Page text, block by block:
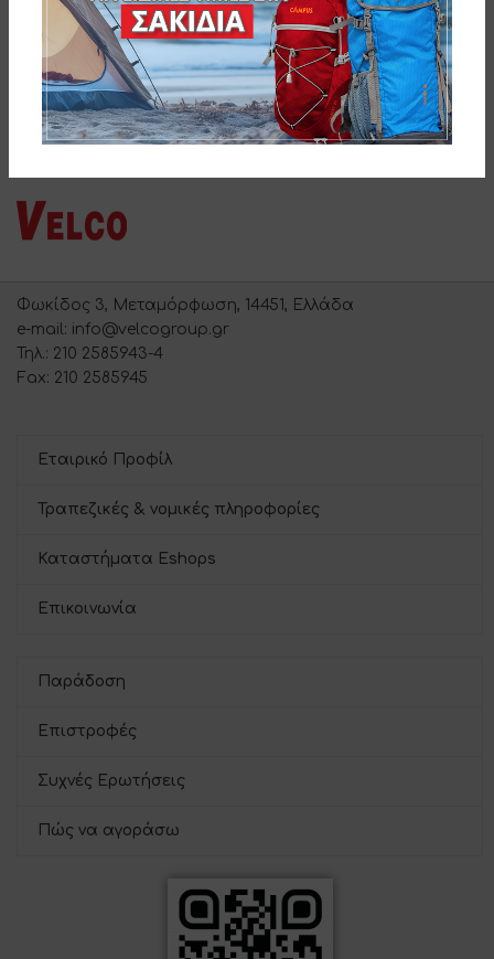
Φωκίδος 3, Μεταμόρφωση, 14451, Ελλάδα
e-mail: info@velcogroup.gr
Τηλ.: 210 2585943-4
Fax: 210 2585945
Εταιρικό Προφίλ
Τραπεζικές & νομικές πληροφορίες
Καταστήματα Eshops
Επικοινωνία
Παράδοση
Επιστροφές
Συχνές Ερωτήσεις
Πώς να αγοράσω